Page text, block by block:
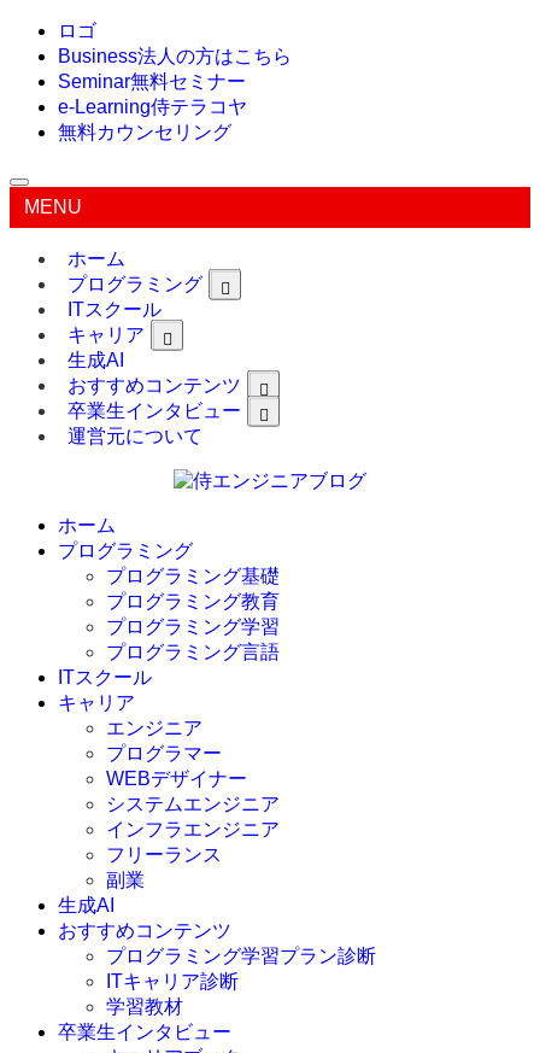
ロゴ
Business法人の方はこちら
Seminar無料セミナー
e-Learning侍テラコヤ
無料カウンセリング
MENU
ホーム
プログラミング
ITスクール
キャリア
生成AI
おすすめコンテンツ
卒業生インタビュー
運営元について
ホーム
プログラミング
プログラミング基礎
プログラミング教育
プログラミング学習
プログラミング言語
C言語
C#
VBA
Go言語
Kotlin
Java
JavaScript
Swift
Ruby
その他言語
ITスクール
キャリア
エンジニア
プログラマー
WEBデザイナー
システムエンジニア
インフラエンジニア
フリーランス
副業
生成AI
おすすめコンテンツ
プログラミング学習プラン診断
ITキャリア診断
学習教材
卒業生インタビュー